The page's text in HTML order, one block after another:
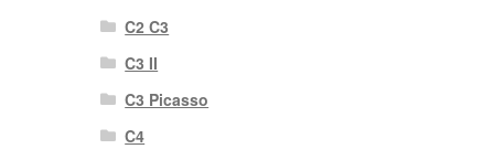
C2 C3
C3 II
C3 Picasso
C4